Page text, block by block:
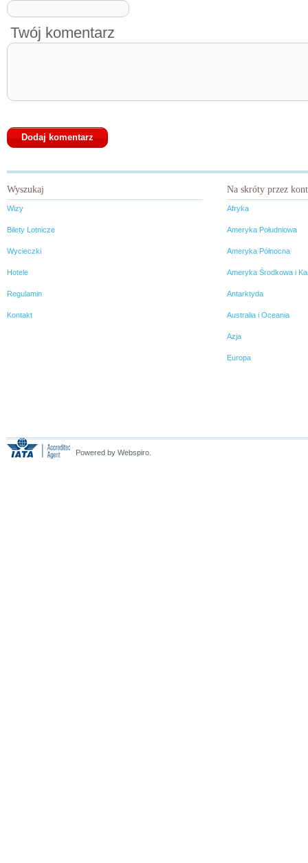
Twój komentarz
Wyszukaj
Wizy
Bilety Lotnicze
Wycieczki
Hotele
Regulamin
Kontakt
Na skróty przez
Afryka
Ameryka Południowa
Ameryka Północna
Ameryka Środkowa i
Antarktyda
Australia i Oceania
Azja
Europa
Powered by Webspiro.